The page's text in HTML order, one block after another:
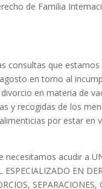
de Familia
consultas que estamos
en torno al
en materia de
y recogidas de los
por estar en
necesitamos acudir a
ESPECIALIZADO EN
SEPARACIONES,